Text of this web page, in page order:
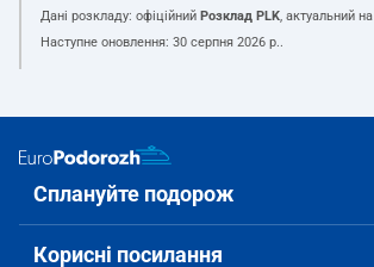
Дані розкладу: офіційний Розклад PLK, актуальний на
Наступне оновлення: 30 серпня 2026 р..
Сплануйте подорож
Корисні посилання